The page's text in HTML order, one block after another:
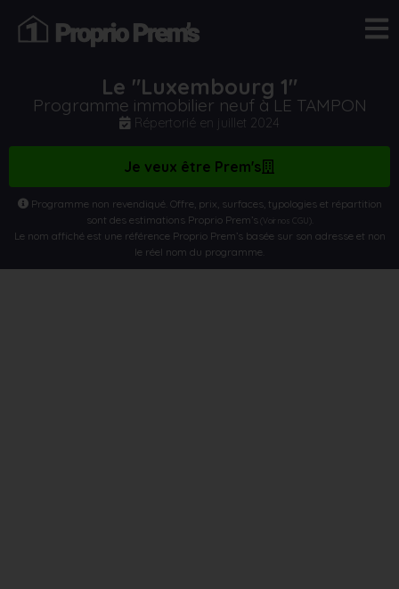
Le "Luxembourg 1"
Programme immobilier neuf à LE TAMPON
Répertorié en juillet 2024
Je veux être Prem's
Programme non revendiqué. Offre, prix, surfaces, typologies et répartition
sont des estimations Proprio Prem’s(Voir nos CGU)
Le nom affiché est une référence Proprio Prem’s basée sur son adresse et non
le réel nom du programme.